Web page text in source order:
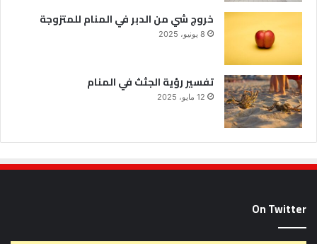
خروج شي من الدبر في المنام للمتزوجة
8 يونيو، 2025
تفسير رؤية الجثث في المنام
12 مايو، 2025
On Twitter